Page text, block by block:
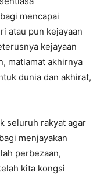
mencapai
atau pun kejayaan
kejayaan
matlamat akhirnya
dunia dan akhirat,
seluruh rakyat agar
menjayakan
perbezaan,
kita kongsi